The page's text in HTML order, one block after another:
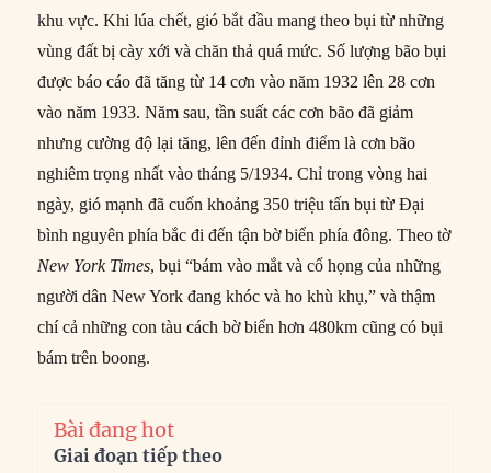
khu vực. Khi lúa chết, gió bắt đầu mang theo bụi từ những
vùng đất bị cày xới và chăn thả quá mức. Số lượng bão bụi
được báo cáo đã tăng từ 14 cơn vào năm 1932 lên 28 cơn
vào năm 1933. Năm sau, tần suất các cơn bão đã giảm
nhưng cường độ lại tăng, lên đến đỉnh điểm là cơn bão
nghiêm trọng nhất vào tháng 5/1934. Chỉ trong vòng hai
ngày, gió mạnh đã cuốn khoảng 350 triệu tấn bụi từ Đại
bình nguyên phía bắc đi đến tận bờ biển phía đông. Theo tờ
New York Times, bụi “bám vào mắt và cổ họng của những
người dân New York đang khóc và ho khù khụ,” và thậm
chí cả những con tàu cách bờ biển hơn 480km cũng có bụi
bám trên boong.
Bài đang hot
Giai đoạn tiếp theo